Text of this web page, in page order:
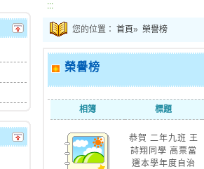
:::
您的位置： 首頁» 榮譽榜
榮譽榜
相簿 標題
恭賀 二年九班 王
詩翔同學 高票當
選本學年度自治